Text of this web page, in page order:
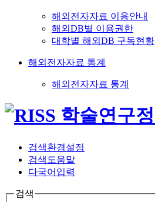
해외전자자료 이용안내
해외DB별 이용권한
대학별 해외DB 구독현황
해외전자자료 통계
해외전자자료 통계
검색환경설정
검색도움말
다국어입력
검색